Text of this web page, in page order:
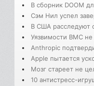
В сборник DOOM
Сэм Нил успел
В США расследуют
Уязвимости BMC не
Anthropic
Apple пытается
Мозг стареет не
10 антистресс-